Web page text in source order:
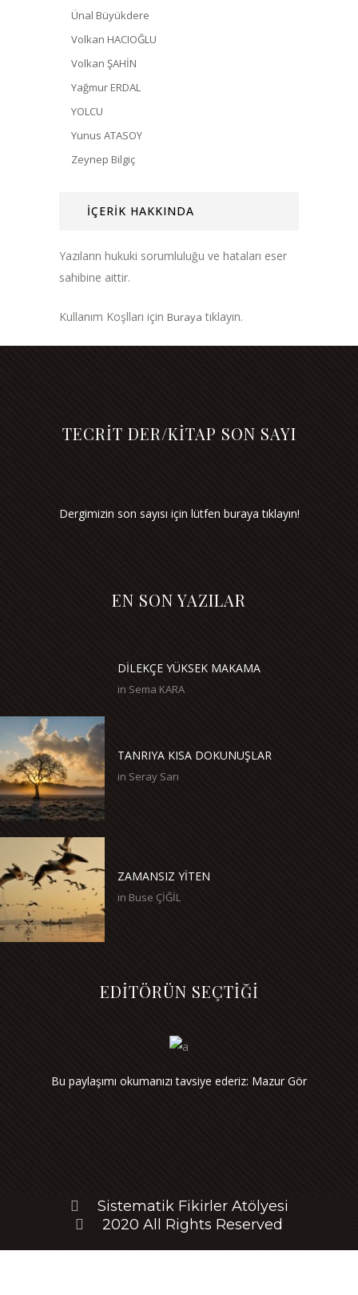
Ünal Büyükdere
Volkan HACIOĞLU
Volkan ŞAHİN
Yağmur ERDAL
YOLCU
Yunus ATASOY
Zeynep Bilgiç
İÇERİK HAKKINDA
Yazıların hukuki sorumluluğu ve hataları eser
sahibine aittir.
Kullanım Koşlları için Buraya tıklayın.
TECRİT DER/KİTAP SON SAYI
Dergimizin son sayısı için lütfen buraya tıklayın!
EN SON YAZILAR
DİLEKÇE YÜKSEK MAKAMA
in Sema KARA
TANRIYA KISA DOKUNUŞLAR
in Seray Sarı
ZAMANSIZ YİTEN
in Buse ÇİĞİL
EDİTÖRÜN SEÇTİĞİ
Bu paylaşımı okumanızı tavsiye ederiz: Mazur Gör
Sistematik Fikirler Atölyesi
2020 All Rights Reserved